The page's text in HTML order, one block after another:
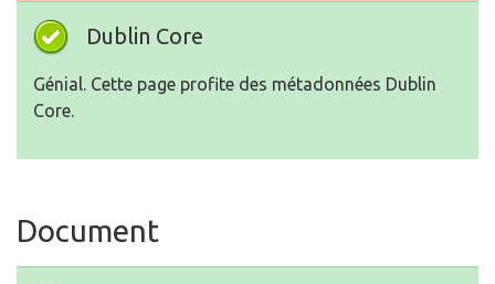
Dublin Core
Génial. Cette page profite des métadonnées Dublin
Core.
Document